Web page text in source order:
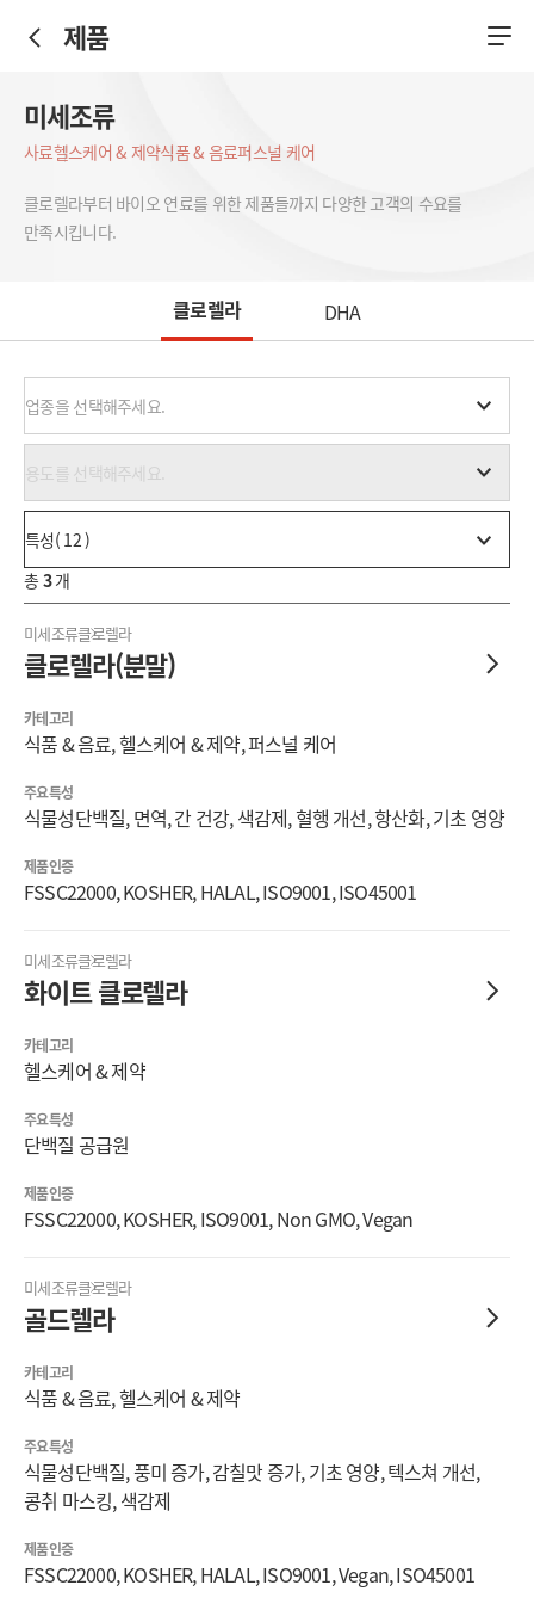
제품
미세조류
사료헬스케어 & 제약식품 & 음료퍼스널 케어
클로렐라부터 바이오 연료를 위한 제품들까지 다양한 고객의 수요를
만족시킵니다.
클로렐라 DHA
업종을 선택해주세요.
용도를 선택해주세요.
특성( 12 )
총 3개
미세조류클로렐라
클로렐라(분말)
카테고리
식품 & 음료, 헬스케어 & 제약, 퍼스널 케어
주요특성
식물성단백질, 면역, 간 건강, 색감제, 혈행 개선, 항산화, 기초 영양
제품인증
FSSC22000, KOSHER, HALAL, ISO9001, ISO45001
미세조류클로렐라
화이트 클로렐라
카테고리
헬스케어 & 제약
주요특성
단백질 공급원
제품인증
FSSC22000, KOSHER, ISO9001, Non GMO, Vegan
미세조류클로렐라
골드렐라
카테고리
식품 & 음료, 헬스케어 & 제약
주요특성
식물성단백질, 풍미 증가, 감칠맛 증가, 기초 영양, 텍스쳐 개선,
콩취 마스킹, 색감제
제품인증
FSSC22000, KOSHER, HALAL, ISO9001, Vegan, ISO45001